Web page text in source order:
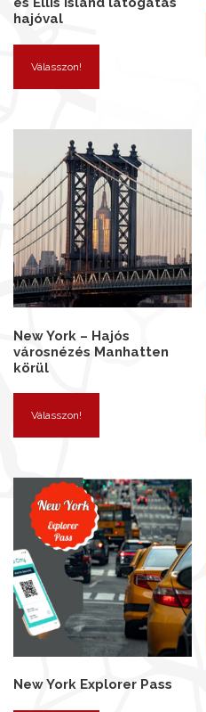
hajóval
Válasszon!
New York – Hajós
városnézés Manhatten
körül
Válasszon!
New York Explorer Pass